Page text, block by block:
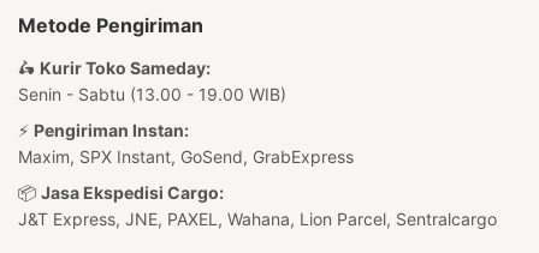
Metode Pengiriman
🛵 Kurir Toko Sameday:
Senin - Sabtu (13.00 - 19.00 WIB)
⚡ Pengiriman Instan:
Maxim, SPX Instant, GoSend, GrabExpress
📦 Jasa Ekspedisi Cargo:
J&T Express, JNE, PAXEL, Wahana, Lion Parcel, Sentralcargo